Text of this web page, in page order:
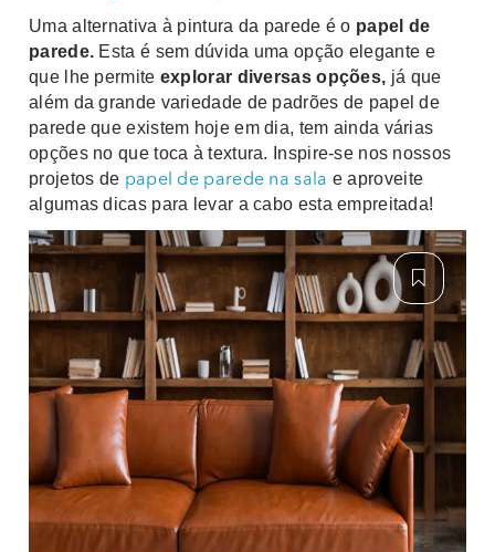
Uma alternativa à pintura da parede é o papel de
parede. Esta é sem dúvida uma opção elegante e
que lhe permite explorar diversas opções, já que
além da grande variedade de padrões de papel de
parede que existem hoje em dia, tem ainda várias
opções no que toca à textura. Inspire-se nos nossos
projetos de papel de parede na sala e aproveite
algumas dicas para levar a cabo esta empreitada!